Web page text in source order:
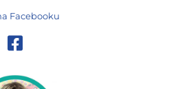
Facebooku